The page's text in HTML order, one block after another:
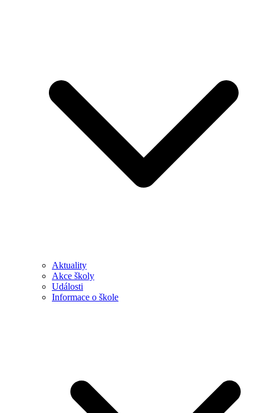
Aktuality
Akce školy
Události
Informace o škole